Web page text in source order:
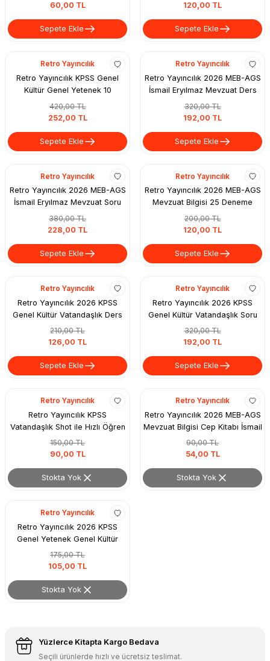
60,00 TL
Sepete Ekle
120,00 TL
Sepete Ekle
Retro Yayıncılık
Retro Yayıncılık KPSS Genel
Kültür Genel Yetenek 10
Deneme Aker Kartal, İlker
Karabulut, M.Celal Özyıldız,
252,00 TL
420,00 TL
Sepete Ekle
Retro Yayıncılık
Retro Yayıncılık 2026 MEB-AGS
İsmail Eryılmaz Mevzuat Ders
Notu
192,00 TL
320,00 TL
Sepete Ekle
Retro Yayıncılık
Retro Yayıncılık 2026 MEB-AGS
İsmail Eryılmaz Mevzuat Soru
Bankası
228,00 TL
380,00 TL
Sepete Ekle
Retro Yayıncılık
Retro Yayıncılık 2026 MEB-AGS
Mevzuat Bilgisi 25 Deneme
Çözümlü - İsmail Eryılmaz
120,00 TL
200,00 TL
Sepete Ekle
Retro Yayıncılık
Retro Yayıncılık 2026 KPSS
Genel Kültür Vatandaşlık Ders
Notları İsmail Eryılmaz
126,00 TL
210,00 TL
Sepete Ekle
Retro Yayıncılık
Retro Yayıncılık 2026 KPSS
Genel Kültür Vatandaşlık Soru
Bankası İsmail Eryılmaz
192,00 TL
320,00 TL
Sepete Ekle
Retro Yayıncılık
Retro Yayıncılık KPSS
Vatandaşlık Shot ile Hızlı Öğren
Tekrar Kitabı İsmail Eryılmaz
90,00 TL
150,00 TL
Stokta Yok
Retro Yayıncılık
Retro Yayıncılık 2026 MEB-AGS
Mevzuat Bilgisi Cep Kitabı İsmail
Eryılmaz
54,00 TL
90,00 TL
Stokta Yok
Retro Yayıncılık
Retro Yayıncılık 2026 KPSS
Genel Yetenek Genel Kültür
Ortaöğretim Ön lisans 500 Soru
Bankası Aker Kartal, İlker
Özyıldız, Önay Çepe, İsmail
Eryılmaz
105,00 TL
175,00 TL
Stokta Yok
Yüzlerce Kitapta Kargo Bedava
Seçili ürünlerde hızlı ve ücretsiz teslimat.